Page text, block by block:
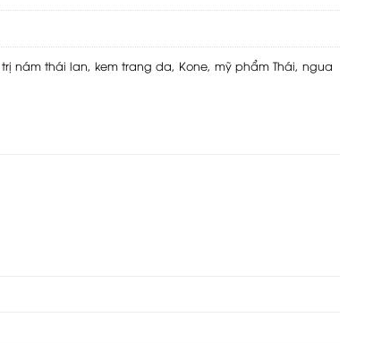
nám thái lan, kem trang da, Kone, mỹ phẩm Thái, ngua